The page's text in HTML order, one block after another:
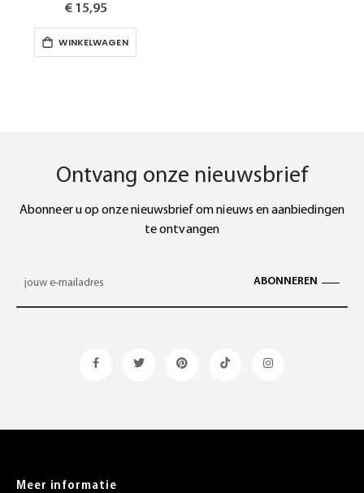
€ 15,95
WINKELWAGEN
Ontvang onze nieuwsbrief
Abonneer u op onze nieuwsbrief om nieuws en aanbiedingen
te ontvangen
ABONNEREN
Meer informatie